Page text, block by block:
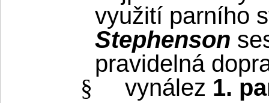
využití parního
Stephenson
pravidelná
§
vynález 1.